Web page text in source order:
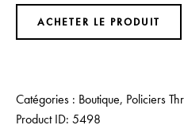
ACHETER LE PRODUIT
Catégories : Boutique, Policiers
Product ID: 5498